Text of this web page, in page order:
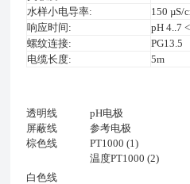
水样小电导率:
150 µS/
响应时间:
pH 4..7
螺纹连接:
PG13.5
电缆长度: 5m
透明线 pH电极
屏蔽线
参考电极
棕色线
PT1000 (1)
白色线
温度PT1000 (2)